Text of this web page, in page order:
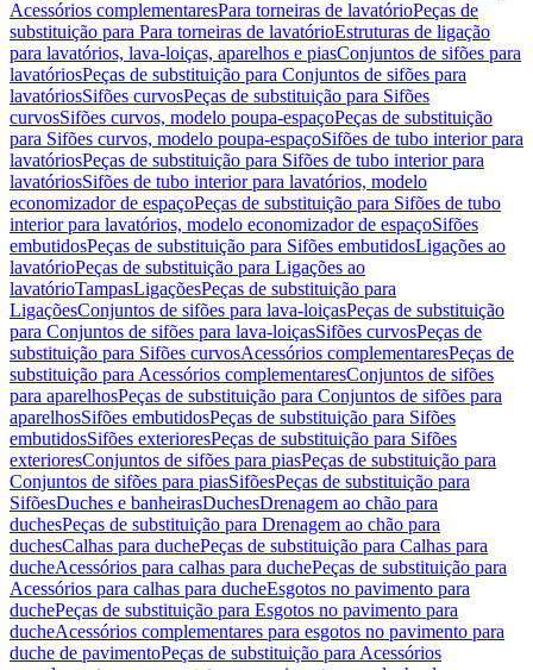
Acessórios complementaresPara torneiras de lavatórioPeças de
substituição para Para torneiras de lavatórioEstruturas de ligação
para lavatórios, lava-loiças, aparelhos e piasConjuntos de sifões para
lavatóriosPeças de substituição para Conjuntos de sifões para
lavatóriosSifões curvosPeças de substituição para Sifões
curvosSifões curvos, modelo poupa-espaçoPeças de substituição
para Sifões curvos, modelo poupa-espaçoSifões de tubo interior para
lavatóriosPeças de substituição para Sifões de tubo interior para
lavatóriosSifões de tubo interior para lavatórios, modelo
economizador de espaçoPeças de substituição para Sifões de tubo
interior para lavatórios, modelo economizador de espaçoSifões
embutidosPeças de substituição para Sifões embutidosLigações ao
lavatórioPeças de substituição para Ligações ao
lavatórioTampasLigaçõesPeças de substituição para
LigaçõesConjuntos de sifões para lava-loiçasPeças de substituição
para Conjuntos de sifões para lava-loiçasSifões curvosPeças de
substituição para Sifões curvosAcessórios complementaresPeças de
substituição para Acessórios complementaresConjuntos de sifões
para aparelhosPeças de substituição para Conjuntos de sifões para
aparelhosSifões embutidosPeças de substituição para Sifões
embutidosSifões exterioresPeças de substituição para Sifões
exterioresConjuntos de sifões para piasPeças de substituição para
Conjuntos de sifões para piasSifõesPeças de substituição para
SifõesDuches e banheirasDuchesDrenagem ao chão para
duchesPeças de substituição para Drenagem ao chão para
duchesCalhas para duchePeças de substituição para Calhas para
ducheAcessórios para calhas para duchePeças de substituição para
Acessórios para calhas para ducheEsgotos no pavimento para
duchePeças de substituição para Esgotos no pavimento para
ducheAcessórios complementares para esgotos no pavimento para
duche de pavimentoPeças de substituição para Acessórios